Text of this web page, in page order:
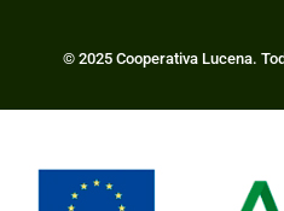
© 2025 Cooperativa Lucena.